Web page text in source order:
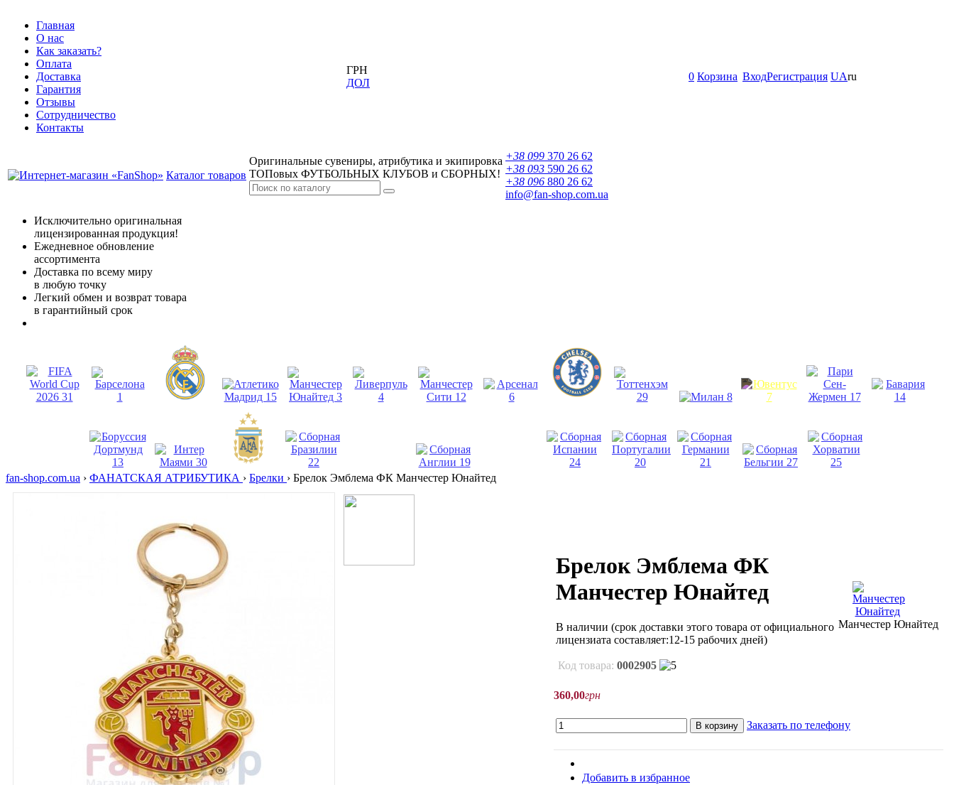
Главная
О нас
Как заказать?
Оплата
Доставка
Гарантия
Отзывы
Сотрудничество
Контакты
ГРН
ДОЛ
0 Корзина ВходРегистрация UAru
Каталог товаров
Оригинальные сувениры, атрибутика и экипировка
ТОПовых ФУТБОЛЬНЫХ КЛУБОВ и СБОРНЫХ!
+38 099 370 26 62
+38 093 590 26 62
+38 096 880 26 62
info@fan-shop.com.ua
Исключительно оригинальная
лицензированная продукция!
Ежедневное обновление
ассортимента
Доставка по всему миру
в любую точку
Легкий обмен и возврат товара
в гарантийный срок
fan-shop.com.ua › ФАНАТСКАЯ АТРИБУТИКА › Брелки › Брелок Эмблема ФК Манчестер Юнайтед
Брелок Эмблема ФК
Манчестер Юнайтед
В наличии (срок доставки этого товара от официального
лицензиата составляет:12-15 рабочих дней)
Код товара: 0002905
Манчестер Юнайтед
360,00грн
В корзину Заказать по телефону
Добавить в избранное